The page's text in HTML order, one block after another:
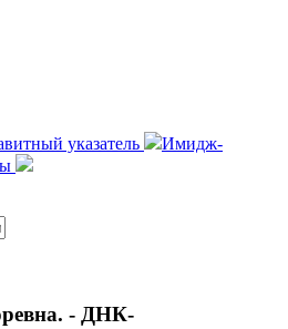
указатель
Имидж-
- ДНК-